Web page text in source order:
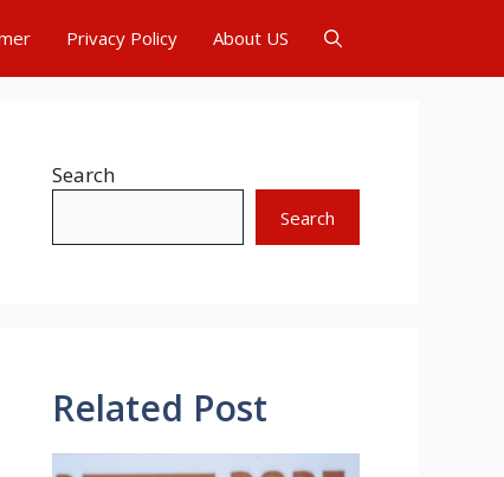
Privacy Policy About US
Search
Search
Related Post